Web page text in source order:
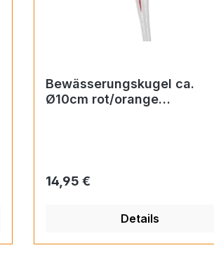
Bewässerungskugel ca.
Ø10cm rot/orange
Regulärer Preis:
14,95 €
Details